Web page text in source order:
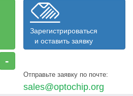
-
Зарегистрироваться
и оставить заявку
Отправьте заявку по почте:
sales@optochip.org